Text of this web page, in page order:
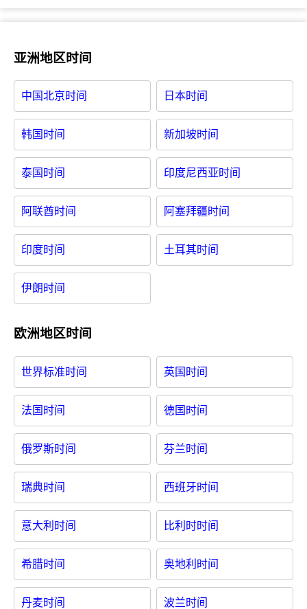
亚洲地区时间
中国北京时间 日本时间
韩国时间 新加坡时间
泰国时间 印度尼西亚时间
阿联酋时间 阿塞拜疆时间
印度时间 土耳其时间
伊朗时间
欧洲地区时间
世界标准时间 英国时间
法国时间 德国时间
俄罗斯时间 芬兰时间
瑞典时间 西班牙时间
意大利时间 比利时时间
希腊时间 奥地利时间
丹麦时间 波兰时间